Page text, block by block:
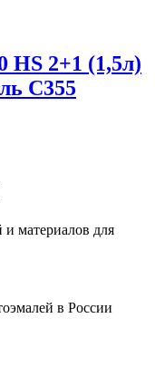
2+1 (1,5л)
C355
материалов для
в России